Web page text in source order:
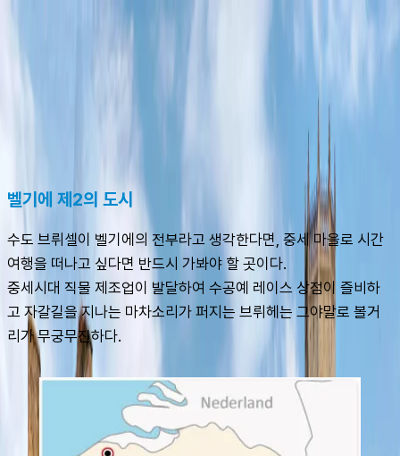
브뤼헤
벨기에 제2의 도시
수도 브뤼셀이 벨기에의 전부라고 생각한다면, 중세 마을로 시간
여행을 떠나고 싶다면 반드시 가봐야 할 곳이다.
중세시대 직물 제조업이 발달하여 수공예 레이스 상점이 즐비하
고 자갈길을 지나는 마차소리가 퍼지는 브뤼헤는 그야말로 볼거
리가 무궁무진하다.